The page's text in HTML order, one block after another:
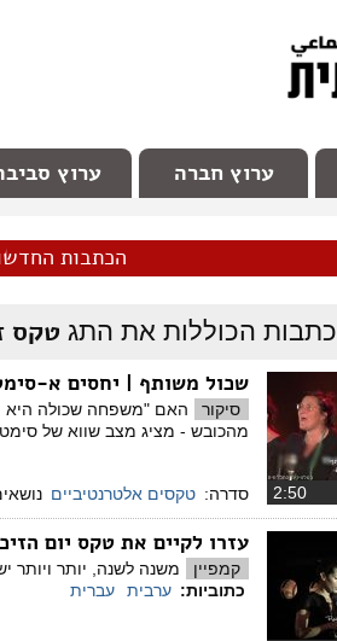
ערוץ חברה ערוץ
הכתבות
כתבות הכוללות את התג טקס
שכול משותף | יחסים א-
סיקור
האם "משפחה שכולה היא
מהכובש - מציג מצב שווא של
סדרה: טקסים אלטרנטיביים
עזרו לקיים את טקס יום
קמפיין משנה לשנה, יותר ויותר
כתוביות: ערבית עברית